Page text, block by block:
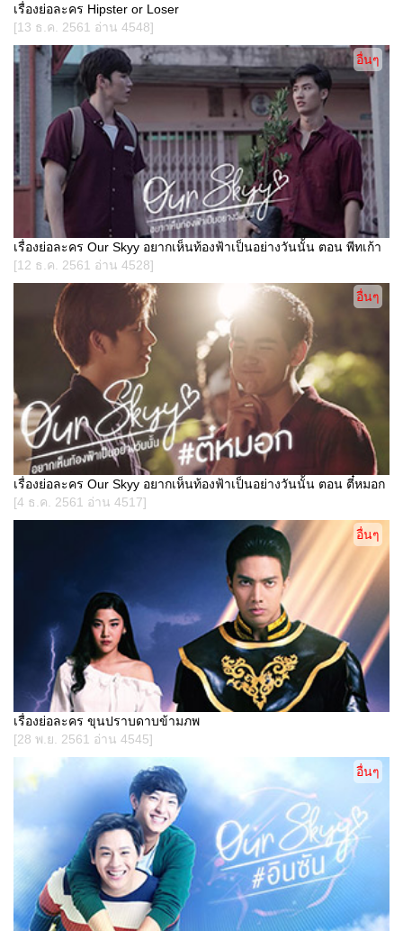
เรื่องย่อละคร Hipster or Loser
[13 ธ.ค. 2561 อ่าน 4548]
เรื่องย่อละคร Our Skyy อยากเห็นท้องฟ้าเป็นอย่างวันนั้น ตอน พีทเก้า
[12 ธ.ค. 2561 อ่าน 4528]
อื่นๆ
เรื่องย่อละคร Our Skyy อยากเห็นท้องฟ้าเป็นอย่างวันนั้น ตอน ตี๋หมอก
[4 ธ.ค. 2561 อ่าน 4517]
อื่นๆ
เรื่องย่อละคร ขุนปราบดาบข้ามภพ
[28 พ.ย. 2561 อ่าน 4545]
อื่นๆ
อื่นๆ